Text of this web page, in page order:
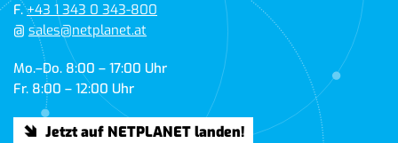
F.+43 1 343 0 343-800
@ sales@netplanet.at
Mo.–Do. 8:00 – 17:00 Uhr
Fr. 8:00 – 12:00 Uhr
Jetzt auf NETPLANET landen!